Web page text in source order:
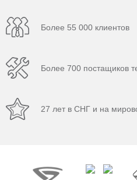
Более 55 000 клиентов
Более 700 постащиков
27 лет в СНГ и на